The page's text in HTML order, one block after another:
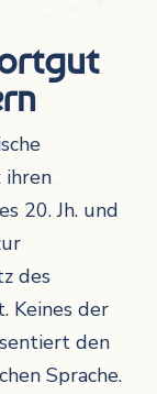
ihren
20. Jh. und
des
Keines der
den
Sprache.